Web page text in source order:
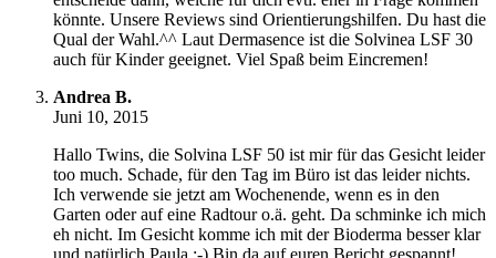
könnte. Unsere Reviews sind Orientierungshilfen. Du hast die
Qual der Wahl.^^ Laut Dermasence ist die Solvinea LSF 30
auch für Kinder geeignet. Viel Spaß beim Eincremen!
Andrea B.
Juni 10, 2015
Hallo Twins, die Solvina LSF 50 ist mir für das Gesicht leider
too much. Schade, für den Tag im Büro ist das leider nichts.
Ich verwende sie jetzt am Wochenende, wenn es in den
Garten oder auf eine Radtour o.ä. geht. Da schminke ich mich
eh nicht. Im Gesicht komme ich mit der Bioderma besser klar
und natürlich Paula :-) Bin da auf euren Bericht gespannt!